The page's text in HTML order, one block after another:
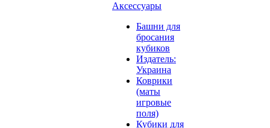
Аксессуары
Башни для
бросания
кубиков
Издатель:
Украина
Коврики
(маты
игровые
поля)
Кубики для